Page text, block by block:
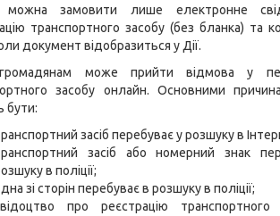
можна замовити лише електронне
транспортного засобу (без бланка) та
документ відобразиться у Дії.
може прийти відмова у
засобу онлайн. Основними
бути:
засіб перебуває у розшуку в
засіб або номерний знак
в поліції;
зі сторін перебуває в розшуку в поліції;
про реєстрацію